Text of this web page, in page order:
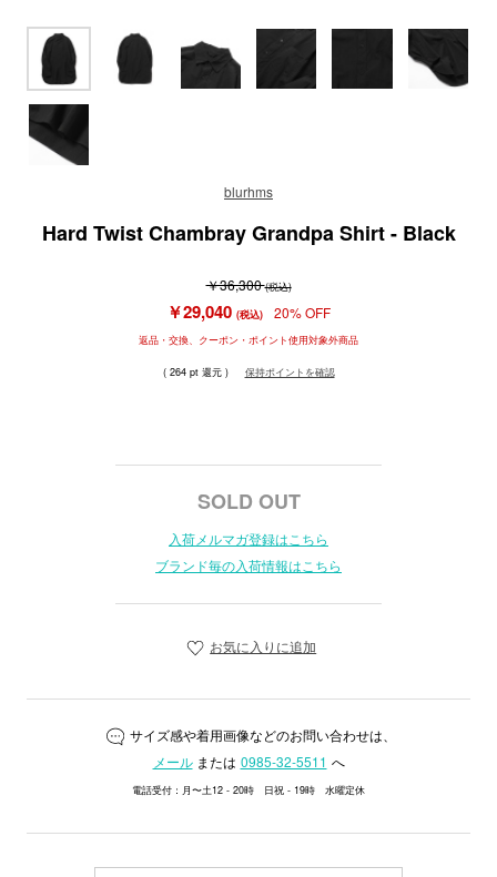
blurhms
Hard Twist Chambray Grandpa Shirt - Black
￥36,300(税込)
￥29,040 (税込) 20% OFF
返品・交換、クーポン・ポイント使用対象外商品
( 264 pt 還元 ) 保持ポイントを確認
SOLD OUT
入荷メルマガ登録はこちら
ブランド毎の入荷情報はこちら
お気に入りに追加
サイズ感や着用画像などのお問い合わせは、
メールまたは 0985-32-5511 へ
電話受付：月〜土12 - 20時 日祝 - 19時 水曜定休